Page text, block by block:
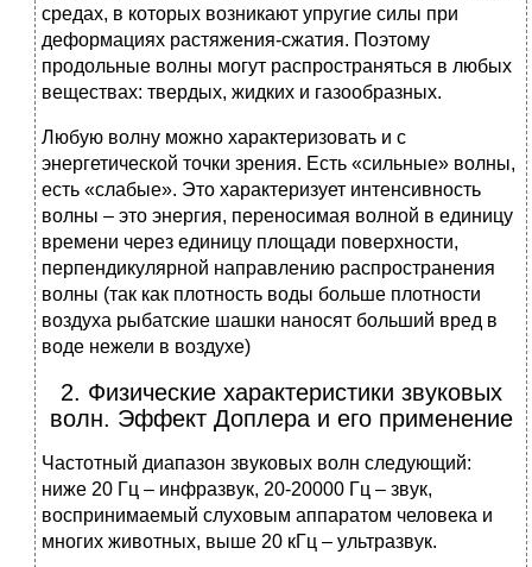
средах, в которых возникают упругие силы при
деформациях растяжения-сжатия. Поэтому
продольные волны могут распространяться в любых
веществах: твердых, жидких и газообразных.
Любую волну можно характеризовать и с
энергетической точки зрения. Есть «сильные» волны,
есть «слабые». Это характеризует интенсивность
волны – это энергия, переносимая волной в единицу
времени через единицу площади поверхности,
перпендикулярной направлению распространения
волны (так как плотность воды больше плотности
воздуха рыбатские шашки наносят больший вред в
воде нежели в воздухе)
2. Физические характеристики звуковых
волн. Эффект Доплера и его применение
Частотный диапазон звуковых волн следующий:
ниже 20 Гц – инфразвук, 20-20000 Гц – звук,
воспринимаемый слуховым аппаратом человека и
многих животных, выше 20 кГц – ультразвук.